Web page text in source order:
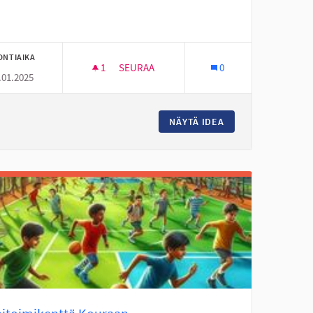
1 1 SEURAAJA
SEURAA 0
NÄYTÄ IDEA